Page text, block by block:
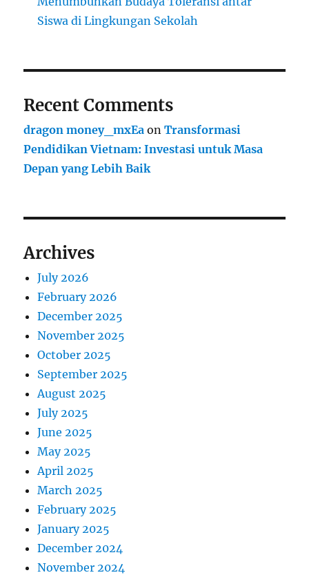
Siswa di Lingkungan Sekolah
Recent Comments
dragon money_mxEa onTransformasi
Pendidikan Vietnam: Investasi untuk Masa
Depan yang Lebih Baik
Archives
July 2026
February 2026
December 2025
November 2025
October 2025
September 2025
August 2025
July 2025
June 2025
May 2025
April 2025
March 2025
February 2025
January 2025
December 2024
November 2024